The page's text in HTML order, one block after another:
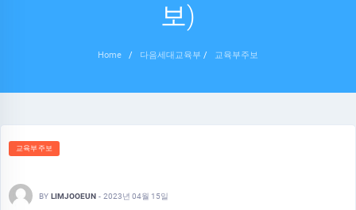
보)
Home / 다음세대교육부 / 교육부주보
교육부주보
BY LIMJOOEUN - 2023년 04월 15일